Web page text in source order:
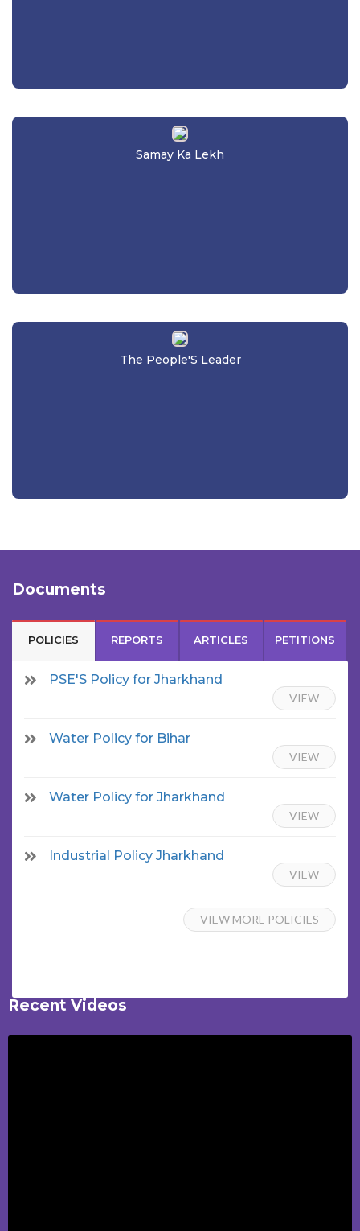
Samay Ka Lekh
The People'S Leader
Documents
POLICIES REPORTS ARTICLES PETITIONS
PSE'S Policy for Jharkhand
VIEW
Water Policy for Bihar
VIEW
Water Policy for Jharkhand
VIEW
Industrial Policy Jharkhand
VIEW
VIEW MORE POLICIES
Recent Videos